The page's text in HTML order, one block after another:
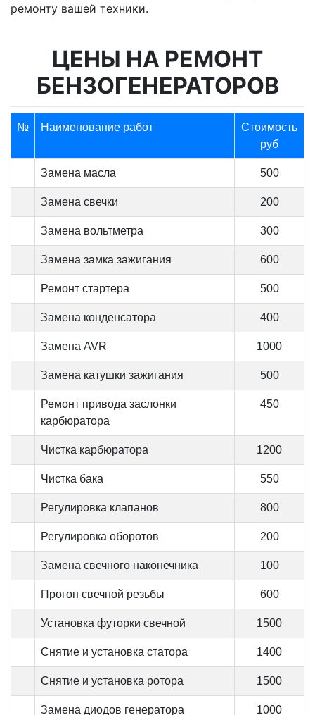
ремонту вашей техники.
ЦЕНЫ НА РЕМОНТ
БЕНЗОГЕНЕРАТОРОВ
№ Наименование работ
Стоимость
руб
Замена масла 500
Замена свечки 200
Замена вольтметра 300
Замена замка зажигания 600
Ремонт стартера 500
Замена конденсатора 400
Замена AVR 1000
Замена катушки зажигания 500
Ремонт привода заслонки
карбюратора
450
Чистка карбюратора 1200
Чистка бака 550
Регулировка клапанов 800
Регулировка оборотов 200
Замена свечного наконечника 100
Прогон свечной резьбы 600
Установка футорки свечной 1500
Снятие и установка статора 1400
Снятие и установка ротора 1500
Замена диодов генератора 1000